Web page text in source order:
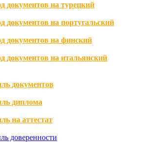
документов на турецкий
документов на португальский
документов на финский
документов на итальянский
документов
диплома
на аттестат
доверенности